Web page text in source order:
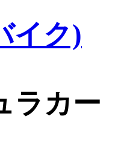
イク)
ラカー